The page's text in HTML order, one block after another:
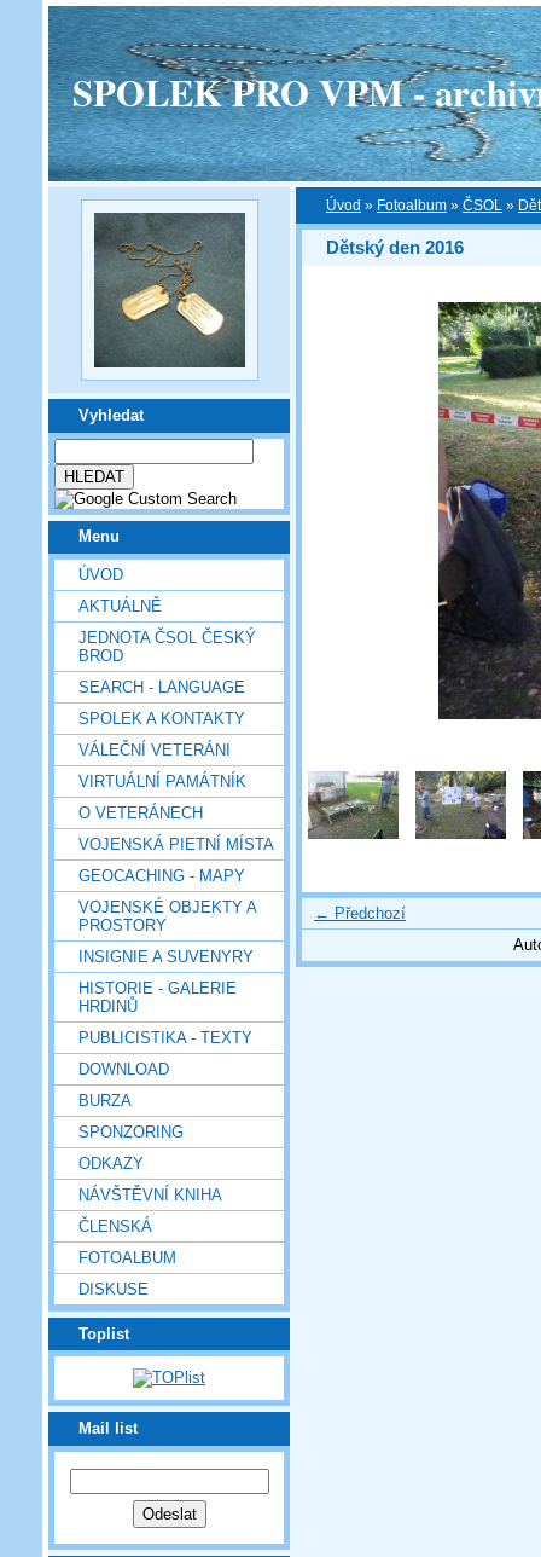
SPOLEK PRO VPM -
Vyhledat
Menu
ÚVOD
AKTUÁLNĚ
JEDNOTA ČSOL ČESKÝ
BROD
SEARCH - LANGUAGE
SPOLEK A KONTAKTY
VÁLEČNÍ VETERÁNI
VIRTUÁLNÍ PAMÁTNÍK
O VETERÁNECH
VOJENSKÁ PIETNÍ MÍSTA
GEOCACHING - MAPY
VOJENSKÉ OBJEKTY A
PROSTORY
INSIGNIE A SUVENYRY
HISTORIE - GALERIE
HRDINŮ
PUBLICISTIKA - TEXTY
DOWNLOAD
BURZA
SPONZORING
ODKAZY
NÁVŠTĚVNÍ KNIHA
ČLENSKÁ
FOTOALBUM
DISKUSE
Toplist
Mail list
Úvod » Fotoalbum » ČSOL »
Dětský den 2016
← Předchozí